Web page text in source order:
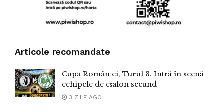
Articole recomandate
Cupa României, Turul 3. Intră în scenă
echipele de eșalon secund
3 ZILE AGO